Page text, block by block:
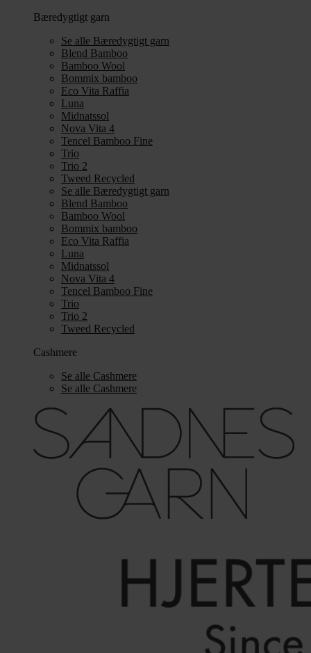
Bæredygtigt garn
Se alle Bæredygtigt garn
Blend Bamboo
Bamboo Wool
Bommix bamboo
Eco Vita Raffia
Luna
Midnatssol
Nova Vita 4
Tencel Bamboo Fine
Trio
Trio 2
Tweed Recycled
Se alle Bæredygtigt garn
Blend Bamboo
Bamboo Wool
Bommix bamboo
Eco Vita Raffia
Luna
Midnatssol
Nova Vita 4
Tencel Bamboo Fine
Trio
Trio 2
Tweed Recycled
Cashmere
Se alle Cashmere
Se alle Cashmere